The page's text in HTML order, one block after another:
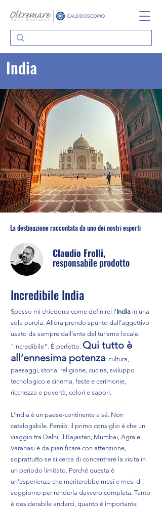
India
La destinazione raccontata da uno dei nostri esperti
Claudio Frolli,
responsabile prodotto
Incredibile India
Spesso mi chiedono come definirei l'India in una
sola parola. Allora prendo spunto dall'aggettivo
usato da sempre dall’ente del turismo locale:
"incredibile". È perfetto. Qui tutto è
all’ennesima potenza: cultura,
paesaggi, storia, religione, cucina, sviluppo
tecnologico e cinema, feste e cerimonie,
ricchezza e povertà, colori e sapori.
L’India è un paese-continente a sé. Non
catalogabile. Perciò, il primo consiglio è che un
viaggio tra Delhi, il Rajastan, Mumbai, Agra e
Varanasi è da pianificare con attenzione,
soprattutto se si cerca di concentrare la visita in
un periodo limitato. Perché questa è
un’esperienza che meriterebbe mesi e mesi di
soggiorno per renderla davvero completa. Tanto
è desiderabile andarci, quanto è importante